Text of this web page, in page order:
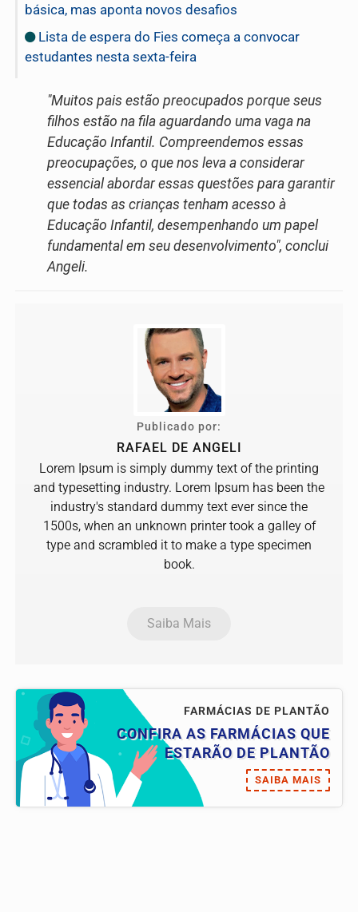
básica, mas aponta novos desafios
Lista de espera do Fies começa a convocar
estudantes nesta sexta-feira
"Muitos pais estão preocupados porque seus
filhos estão na fila aguardando uma vaga na
Educação Infantil. Compreendemos essas
preocupações, o que nos leva a considerar
essencial abordar essas questões para garantir
que todas as crianças tenham acesso à
Educação Infantil, desempenhando um papel
fundamental em seu desenvolvimento", conclui
Angeli.
Publicado por:
RAFAEL DE ANGELI
Lorem Ipsum is simply dummy text of the printing
and typesetting industry. Lorem Ipsum has been the
industry's standard dummy text ever since the
1500s, when an unknown printer took a galley of
type and scrambled it to make a type specimen
book.
Saiba Mais
FARMÁCIAS DE PLANTÃO
CONFIRA AS FARMÁCIAS QUE
ESTARÃO DE PLANTÃO
SAIBA MAIS